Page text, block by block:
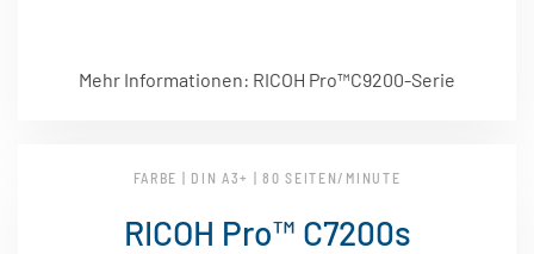
Mehr Informationen: RICOH Pro™C9200-Serie
FARBE | DIN A3+ | 80 SEITEN/MINUTE
RICOH Pro™ C7200s